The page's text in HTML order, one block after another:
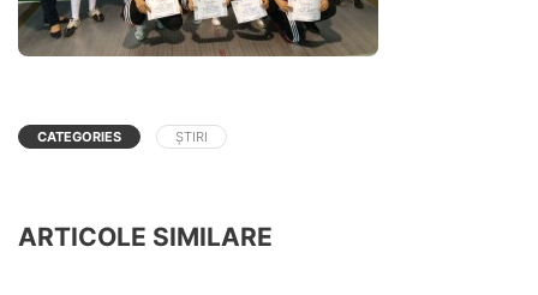
CATEGORIES ȘTIRI
ARTICOLE SIMILARE